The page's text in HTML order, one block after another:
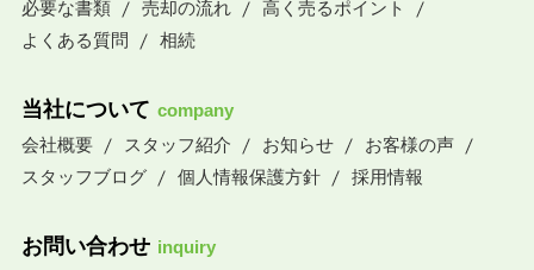
必要な書類
売却の流れ
高く売るポイント
よくある質問
相続
当社について company
会社概要
スタッフ紹介 お知らせ
お客様の声
スタッフブログ
個人情報保護方針 採用情報
お問い合わせ inquiry